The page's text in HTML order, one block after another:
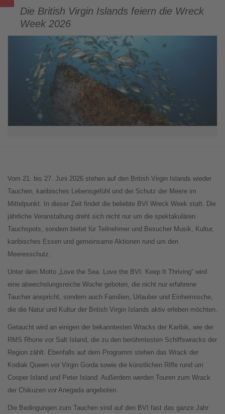
Die British Virgin Islands feiern die Wreck
Week 2026
Vom 21. bis 27. Juni 2026 stehen auf den British Virgin Islands wieder
Tauchen, karibisches Lebensgefühl und der Schutz der Meere im
Mittelpunkt. In dieser Zeit findet die beliebte BVI Wreck Week statt. Die
jährliche Veranstaltung dreht sich nicht nur um die spektakulären
Tauchspots, sondern bietet für Teilnehmer und Besucher Musik, Kultur,
karibisches Essen und gemeinsame Aktionen rund um den
Meeresschutz.
Unter dem Motto „Love the Sea. Love the BVI. Keep It Thriving“ wird
eine abwechslungsreiche Woche geboten, die nicht nur erfahrene
Taucher anspricht, sondern auch Familien, Urlauber und Einheimische,
die die Natur und Kultur der British Virgin Islands aktiv erleben möchten.
Getaucht wird an einigen der bekanntesten Wracks der Karibik, wie der
RMS Rhone vor Salt Island, die zu den berühmtesten Schiffswracks der
Region zählt. Ebenfalls auf dem Programm stehen das Wrack der
Kodiak Queen vor Virgin Gorda sowie die künstlichen Riffe rund um
Cooper Island und Peter Island. Außerdem werden Touren zum Wrack
der Chikuzen vor Anegada angeboten.
Die Bedingungen zum Tauchen sind auf den BVI fast das ganze Jahr